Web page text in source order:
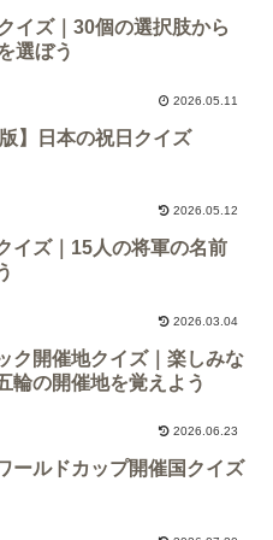
イズ｜30個の選択肢から
選ぼう
2026.05.11
版】日本の祝日クイズ
2026.05.12
イズ｜15人の将軍の名前
2026.03.04
ク開催地クイズ｜楽しみな
輪の開催地を覚えよう
2026.06.23
ールドカップ開催国クイズ